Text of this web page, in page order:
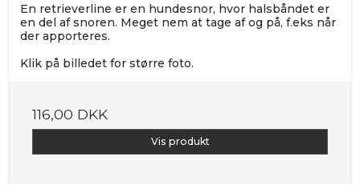
En retrieverline er en hundesnor, hvor halsbåndet er
en del af snoren. Meget nem at tage af og på, f.eks når
der apporteres.
Klik på billedet for større foto.
116,00 DKK
Vis produkt